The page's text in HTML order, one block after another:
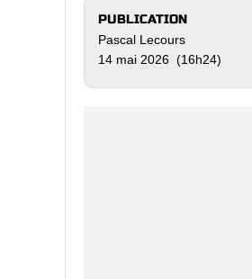
PUBLICATION
Pascal Lecours
14 mai 2026 (16h24)